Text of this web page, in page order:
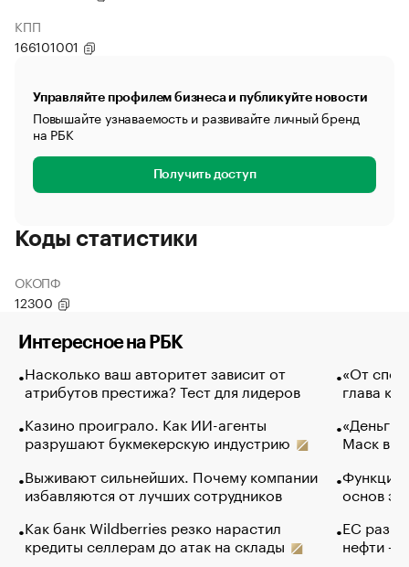
КПП
166101001
Управляйте профилем бизнеса и публикуйте новости
Повышайте узнаваемость и развивайте личный бренд
на РБК
Получить доступ
Коды статистики
ОКОПФ
12300
Интересное на РБК
Насколько ваш авторитет зависит от
атрибутов престижа? Тест для лидеров
Казино проиграло. Как ИИ-агенты
разрушают букмекерскую индустрию
Выживают сильнейших. Почему компании
избавляются от лучших сотрудников
Как банк Wildberries резко нарастил
кредиты селлерам до атак на склады
«От
глава
«Деньги
Маск в
Функции
основ
ЕС
нефти —